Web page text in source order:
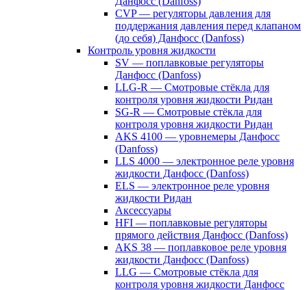
CVP — регуляторы давления для
поддержания давления перед клапаном
(до себя) Данфосс (Danfoss)
Контроль уровня жидкости
SV — поплавковые регуляторы
Данфосс (Danfoss)
LLG-R — Смотровые стёкла для
контроля уровня жидкости Ридан
SG-R — Смотровые стёкла для
контроля уровня жидкости Ридан
AKS 4100 — уровнемеры Данфосс
(Danfoss)
LLS 4000 — электронное реле уровня
жидкости Данфосс (Danfoss)
ELS — электронное реле уровня
жидкости Ридан
Аксессуары
HFI — поплавковые регуляторы
прямого действия Данфосс (Danfoss)
AKS 38 — поплавковое реле уровня
жидкости Данфосс (Danfoss)
LLG — Смотровые стёкла для
контроля уровня жидкости Данфосс